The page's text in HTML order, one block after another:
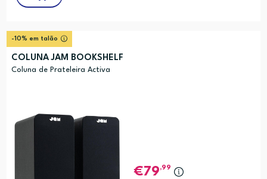
-10% em talão
COLUNA JAM BOOKSHELF
Coluna de Prateleira Activa
79,99